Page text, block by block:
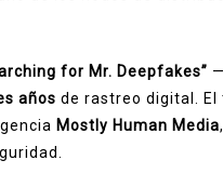
for Mr. Deepfakes”
años de rastreo digital.
Mostly Human Media